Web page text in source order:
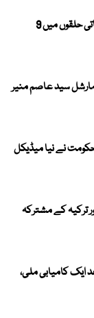
الیکشن کمیشن نے بلوچستان کے 4 بلدیاتی حلقوں میں 9
سید عاصم منیر
نے نیا میڈیکل
ترکیہ کے مشترکہ
ایک کامیابی ملی،